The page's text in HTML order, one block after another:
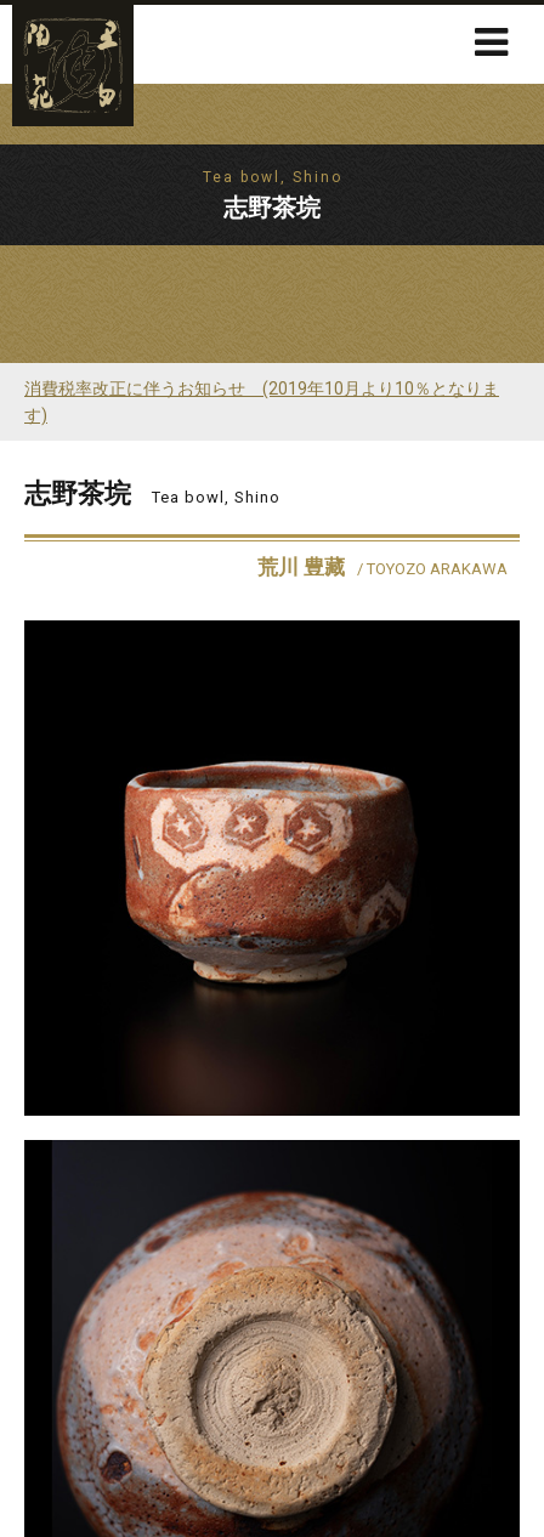
Tea bowl, Shino
志野茶垸
消費税率改正に伴うお知らせ (2019年10月より10％となりま
す)
志野茶垸 Tea bowl, Shino
荒川 豊藏 / TOYOZO ARAKAWA